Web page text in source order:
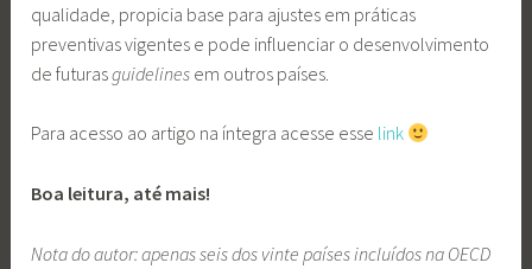
qualidade, propicia base para ajustes em práticas
preventivas vigentes e pode influenciar o desenvolvimento
de futurasguidelines em outros países.
Para acesso ao artigo na íntegra acesse esse link
Boa leitura, até mais!
Nota do autor: apenas seis dos vinte países incluídos na OECD